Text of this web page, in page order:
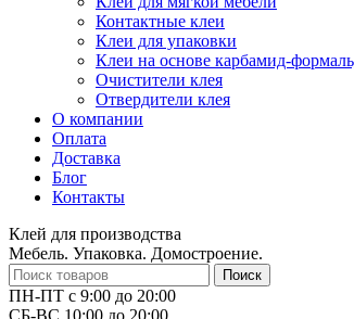
Контактные клеи
Клеи для упаковки
Клеи на основе карбамид-
Очистители клея
Отвердители клея
О компании
Оплата
Доставка
Блог
Контакты
Клей для производства
Мебель. Упаковка. Домостроение.
Поиск
ПН-ПТ с 9:00 до 20:00
СБ-ВС 10:00 до 20:00